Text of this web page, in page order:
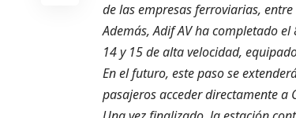
de las empresas ferroviarias,
Además, Adif AV ha completado
14 y 15 de alta velocidad,
En el futuro, este paso se
pasajeros acceder directamente a